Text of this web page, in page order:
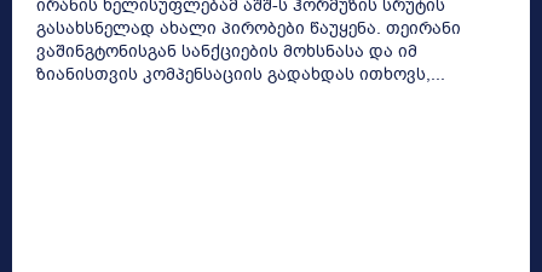
ირანის ხელისუფლებამ აშშ-ს ჰორმუზის სრუტის
გასახსნელად ახალი პირობები წაუყენა. თეირანი
ვაშინგტონისგან სანქციების მოხსნასა და იმ
ზიანისთვის კომპენსაციის გადახდას ითხოვს,...